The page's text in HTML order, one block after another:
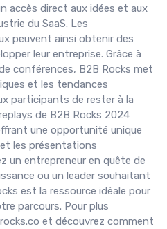
accès direct aux idées et aux
du SaaS. Les
peuvent ainsi obtenir des
leur entreprise. Grâce à
conférences, B2B Rocks met
et les tendances
participants de rester à la
de B2B Rocks 2024
une opportunité unique
les présentations
un entrepreneur en quête de
ou un leader souhaitant
est la ressource idéale pour
parcours. Pour plus
et découvrez comment